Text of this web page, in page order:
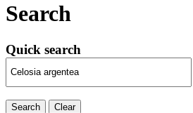
Search
Quick search
Search Clear